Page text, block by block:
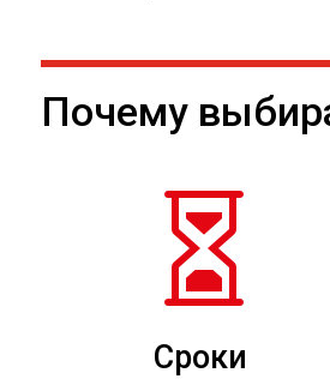
Почему

Сроки